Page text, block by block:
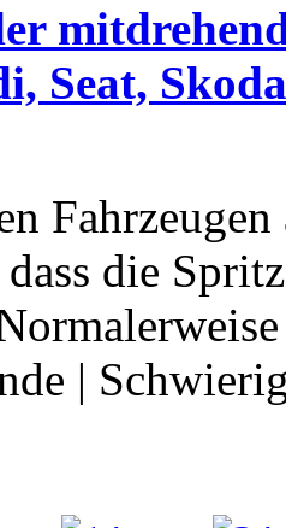
Seat, Skoda
die
|